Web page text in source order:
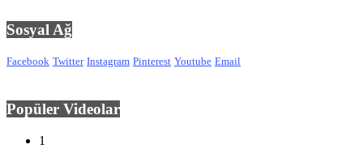
Sosyal Ağ
Facebook Twitter Instagram Pinterest Youtube Email
Popüler Videolar
1